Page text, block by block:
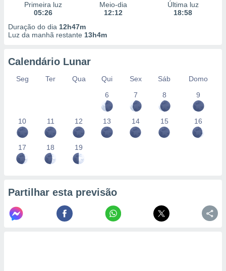
Primeira luz
05:26
Meio-dia
12:12
Última luz
18:58
Duração do dia 12h47m
Luz da manhã restante 13h4m
Calendário Lunar
Seg Ter Qua Qui Sex Sáb
Domo
6
7 8 9
10 11 12 13 14 15 16
17 18 19
Partilhar esta previsão